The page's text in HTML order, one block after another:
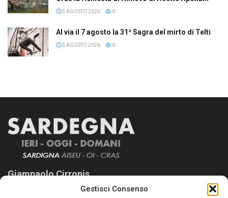
Gestisci Consenso
5 AGOSTO 2026 0
Al via il 7 agosto la 31ª Sagra del mirto di Telti
5 AGOSTO 2026 0
Giampaolo Cirronis
Sardegna Ieri-Oggi-Domani nasce per informare “liberamente” i